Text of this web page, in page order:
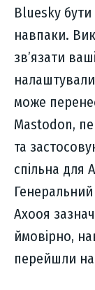
Bluesky
навпаки.
зв’язати
може
Mastodon,
та
спільна для
Ахооя
ймовірно,
перейшли